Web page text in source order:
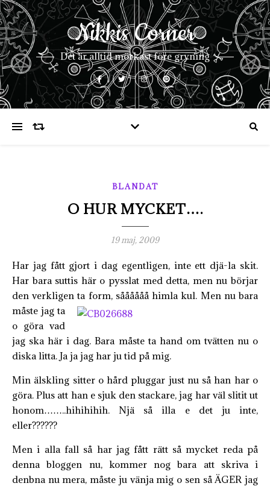
Nikkis Corner
Det är alltid mörkast före gryning
BLANDAT
O HUR MYCKET….
19 maj, 2009
Har jag fått gjort i dag egentligen, inte ett djä-la skit.
Har bara suttis här o pysslat med detta, men nu börjar
den verkligen ta form, såååååå himla kul. Men nu bara
måste jag ta
o göra vad
jag ska här i dag. Bara måste ta hand om tvätten nu o
diska litta. Ja ja jag har ju tid på mig.
Min älskling sitter o hård pluggar just nu så han har o
göra. Plus att han e sjuk den stackare, jag har väl slitit ut
honom……..hihihihih. Njä så illa e det ju inte,
eller??????
Men i alla fall så har jag fått rätt så mycket reda på
denna bloggen nu, kommer nog bara att skriva i
denbna nu mera, måste ju vänja mig o sen så ÄGER jag